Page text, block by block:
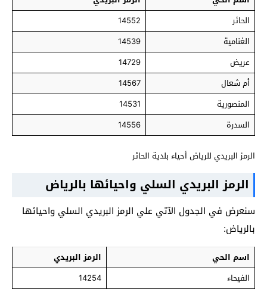
الحائر
14552
الغنامية
14539
عريض
14729
أم شعال
14567
المنصورية
14531
السدرة
14556
الرمز البريدي للرياض أحياء بلدية الحائر
الرمز البريدي السلي واحيائها بالرياض
سنعرض في الجدول الآتي علي الرمز البريدي السلي واحيائها
بالرياض:
اسم الحي
الرمز البريدي
الفيحاء
14254